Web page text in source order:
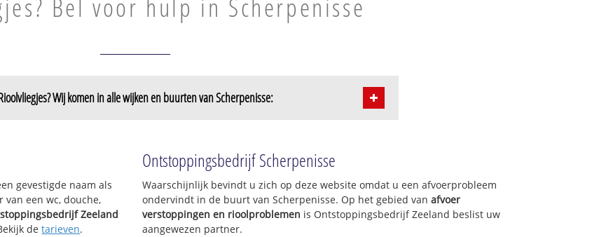
Bel voor hulp in Scherpenisse
Wij komen in alle wijken en buurten van Scherpenisse:
gevestigde naam als
van een wc, douche,
Zeeland
detarieven.
Ontstoppingsbedrijf Scherpenisse
Waarschijnlijk bevindt u zich op deze website omdat u een afvoerprobleem
ondervindt in de buurt van Scherpenisse. Op het gebied van afvoer
verstoppingen en rioolproblemen is Ontstoppingsbedrijf Zeeland beslist uw
aangewezen partner.